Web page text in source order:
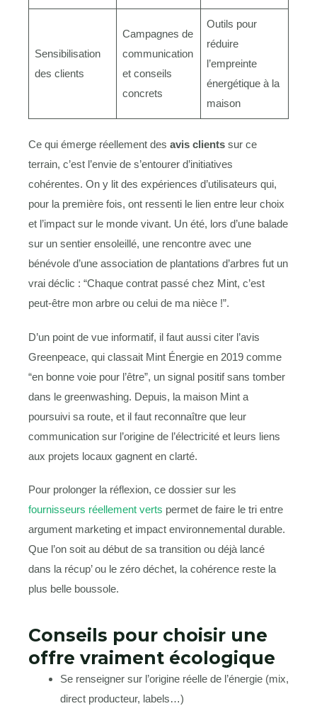
Sensibilisation
des clients
Campagnes de
communication
et conseils
concrets
Outils pour
réduire
l’empreinte
énergétique à la
maison
Ce qui émerge réellement des avis clients sur ce
terrain, c’est l’envie de s’entourer d’initiatives
cohérentes. On y lit des expériences d’utilisateurs qui,
pour la première fois, ont ressenti le lien entre leur choix
et l’impact sur le monde vivant. Un été, lors d’une balade
sur un sentier ensoleillé, une rencontre avec une
bénévole d’une association de plantations d’arbres fut un
vrai déclic : “Chaque contrat passé chez Mint, c’est
peut-être mon arbre ou celui de ma nièce !”.
D’un point de vue informatif, il faut aussi citer l’avis
Greenpeace, qui classait Mint Énergie en 2019 comme
“en bonne voie pour l’être”, un signal positif sans tomber
dans le greenwashing. Depuis, la maison Mint a
poursuivi sa route, et il faut reconnaître que leur
communication sur l’origine de l’électricité et leurs liens
aux projets locaux gagnent en clarté.
Pour prolonger la réflexion, ce dossier sur les
fournisseurs réellement verts permet de faire le tri entre
argument marketing et impact environnemental durable.
Que l’on soit au début de sa transition ou déjà lancé
dans la récup’ ou le zéro déchet, la cohérence reste la
plus belle boussole.
Conseils pour choisir une
offre vraiment écologique
Se renseigner sur l’origine réelle de l’énergie (mix,
direct producteur, labels…)